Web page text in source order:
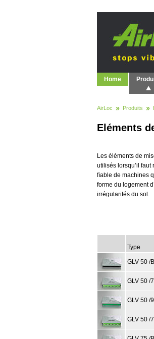
Home
AirLoc Produits
Eléments
Les éléments de
utilisés lorsqu’il
ﬁable de machines
forme du logement
irrégularités du sol.
Type
GLV 50 /
GLV 50 /
GLV 50 /
GLV 50 /